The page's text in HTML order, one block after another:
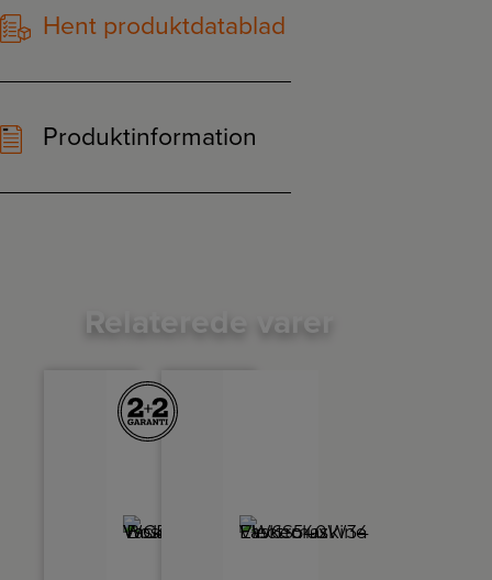
Hent produktdatablad
Produktinformation
Relaterede varer